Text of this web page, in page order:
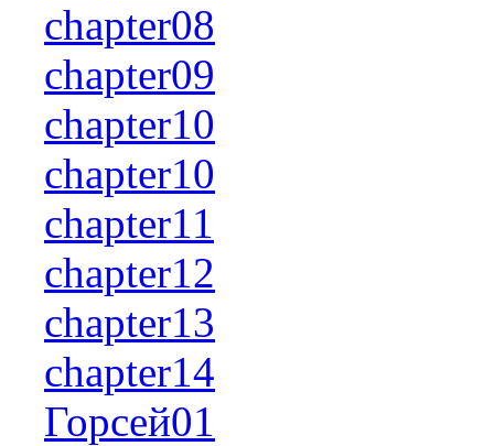
chapter08
chapter09
chapter10
chapter10
chapter11
chapter12
chapter13
chapter14
Горсей01